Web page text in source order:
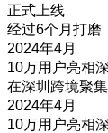
正式上线
经过6个月打磨
2024年4月
10万用户亮相
在深圳跨境聚
2024年4月
10万用户亮相